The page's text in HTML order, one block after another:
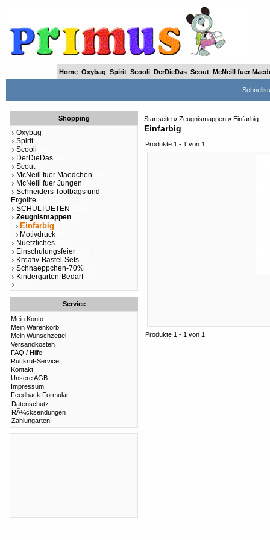
Home Oxybag Spirit Scooli DerDieDas Scout McNeill fuer
Shopping
Oxybag
Spirit(1)
Scooli
DerDieDas
Scout(6)
McNeill fuer Maedchen
McNeill fuer Jungen
Schneiders Toolbags und
Ergolite
SCHULTUETEN
Zeugnismappen
Einfarbig
Motivdruck
Nuetzliches
Einschulungsfeier
Kreativ-Bastel-Sets
Schnaeppchen-70%
Kindergarten-Bedarf(11)
Service
Mein Konto
Mein Warenkorb
Mein Wunschzettel
Versandkosten
FAQ / Hilfe
Rückruf-Service
Kontakt
Unsere AGB
Impressum
Feedback Formular
Datenschutz
RÃ¼cksendungen
Zahlungarten
Startseite » Zeugnismappen » Einfarbig
Einfarbig
Produkte 1 - 1 von 1
Produkte 1 - 1 von 1